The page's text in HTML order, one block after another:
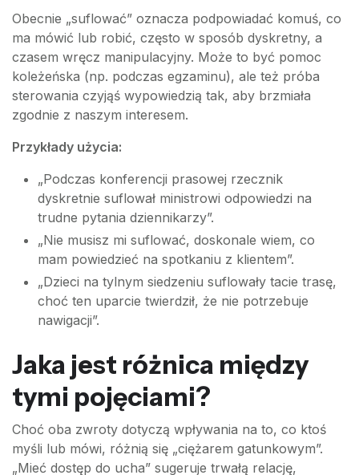
Obecnie „suflować” oznacza podpowiadać komuś, co
ma mówić lub robić, często w sposób dyskretny, a
czasem wręcz manipulacyjny. Może to być pomoc
koleżeńska (np. podczas egzaminu), ale też próba
sterowania czyjąś wypowiedzią tak, aby brzmiała
zgodnie z naszym interesem.
Przykłady użycia:
„Podczas konferencji prasowej rzecznik
dyskretnie suflował ministrowi odpowiedzi na
trudne pytania dziennikarzy”.
„Nie musisz mi suflować, doskonale wiem, co
mam powiedzieć na spotkaniu z klientem”.
„Dzieci na tylnym siedzeniu suflowały tacie trasę,
choć ten uparcie twierdził, że nie potrzebuje
nawigacji”.
Jaka jest różnica między
tymi pojęciami?
Choć oba zwroty dotyczą wpływania na to, co ktoś
myśli lub mówi, różnią się „ciężarem gatunkowym”.
„Mieć dostęp do ucha” sugeruje trwałą relację,